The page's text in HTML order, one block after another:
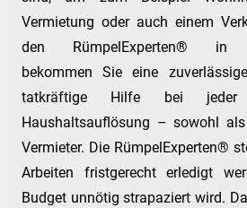
Vermietung oder auch einem
den RümpelExperten® in
bekommen Sie eine
tatkräftige Hilfe bei jeder
Haushaltsauflösung – sowohl
Vermieter. Die RümpelExperten®
Arbeiten fristgerecht erledigt
Budget unnötig strapaziert wird.